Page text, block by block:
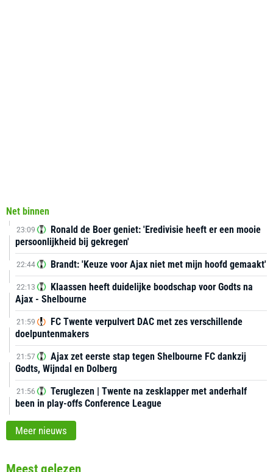
Net binnen
23:09
Ronald de Boer geniet: 'Eredivisie heeft er een mooie
persoonlijkheid bij gekregen'
22:44 Brandt: 'Keuze voor Ajax niet met mijn hoofd gemaakt'
22:13
Klaassen heeft duidelijke boodschap voor Godts na
Ajax - Shelbourne
21:59
FC Twente verpulvert DAC met zes verschillende
doelpuntenmakers
21:57
Ajax zet eerste stap tegen Shelbourne FC dankzij
Godts, Wijndal en Dolberg
21:56
Teruglezen | Twente na zesklapper met anderhalf
been in play-offs Conference League
Meer nieuws
Meest gelezen